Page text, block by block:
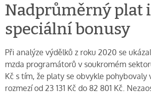
Nadprůměrný plat i
speciální bonusy
Při analýze výdělků z roku 2020 se
mzda programátorů v soukromém
Kč s tím, že platy se obvykle pohybovaly
rozmezí od 23 131 Kč do 82 801 Kč.